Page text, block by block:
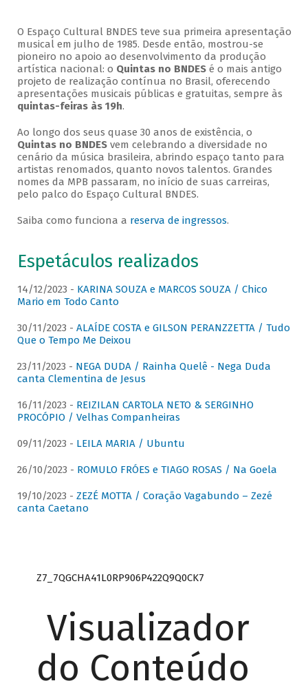
O Espaço Cultural BNDES teve sua primeira apresentação
musical em julho de 1985. Desde então, mostrou-se
pioneiro no apoio ao desenvolvimento da produção
artística nacional: o Quintas no BNDESé o mais antigo
projeto de realização contínua no Brasil, oferecendo
apresentações musicais públicas e gratuitas, sempre às
quintas-feiras às 19h.
Ao longo dos seus quase 30 anos de existência, o
Quintas no BNDESvem celebrando a diversidade no
cenário da música brasileira, abrindo espaço tanto para
artistas renomados, quanto novos talentos. Grandes
nomes da MPB passaram, no início de suas carreiras,
pelo palco do Espaço Cultural BNDES.
Saiba como funciona a reserva de ingressos.
Espetáculos realizados
14/12/2023 - KARINA SOUZA e MARCOS SOUZA / Chico
Mario em Todo Canto
30/11/2023 - ALAÍDE COSTA e GILSON PERANZZETTA / Tudo
Que o Tempo Me Deixou
23/11/2023 - NEGA DUDA / Rainha Quelê - Nega Duda
canta Clementina de Jesus
16/11/2023 - REIZILAN CARTOLA NETO & SERGINHO
PROCÓPIO / Velhas Companheiras
09/11/2023 - LEILA MARIA / Ubuntu
26/10/2023 - ROMULO FRÓES e TIAGO ROSAS / Na Goela
19/10/2023 - ZEZÉ MOTTA / Coração Vagabundo – Zezé
canta Caetano
Z7_7QGCHA41L0RP906P422Q9Q0CK7
Visualizador
do Conteúdo